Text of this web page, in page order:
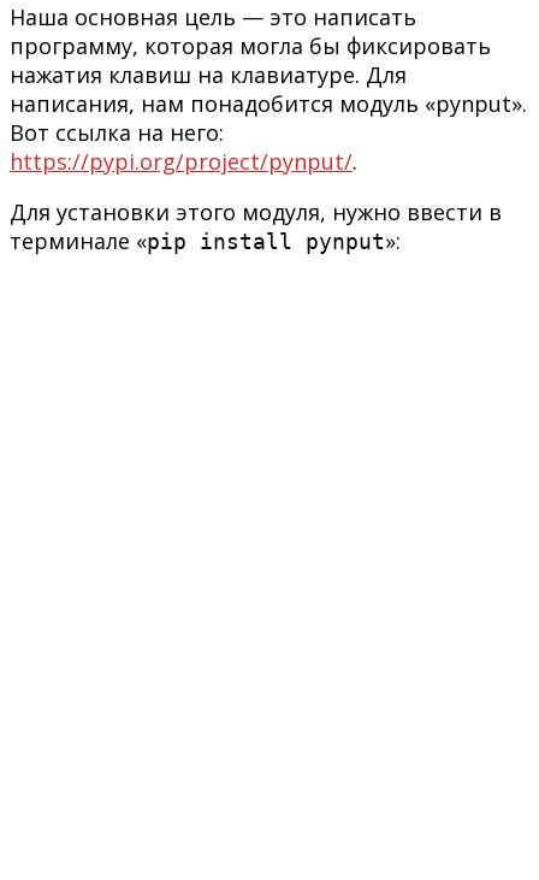
Наша основная цель — это написать
программу, которая могла бы фиксировать
нажатия клавиш на клавиатуре. Для
написания, нам понадобится модуль «pynput».
Вот ссылка на него:
https://pypi.org/project/pynput/.
Для установки этого модуля, нужно ввести в
терминале «pip install pynput»: